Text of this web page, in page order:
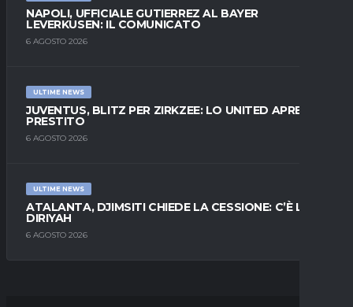
NAPOLI, UFFICIALE GUTIERREZ AL BAYER
LEVERKUSEN: IL COMUNICATO
6 AGOSTO 2026
ULTIME NEWS
JUVENTUS, BLITZ PER ZIRKZEE: LO UNITED APRE AL
PRESTITO
6 AGOSTO 2026
ULTIME NEWS
ATALANTA, DJIMSITI CHIEDE LA CESSIONE: C’È L’AL-
DIRIYAH
6 AGOSTO 2026